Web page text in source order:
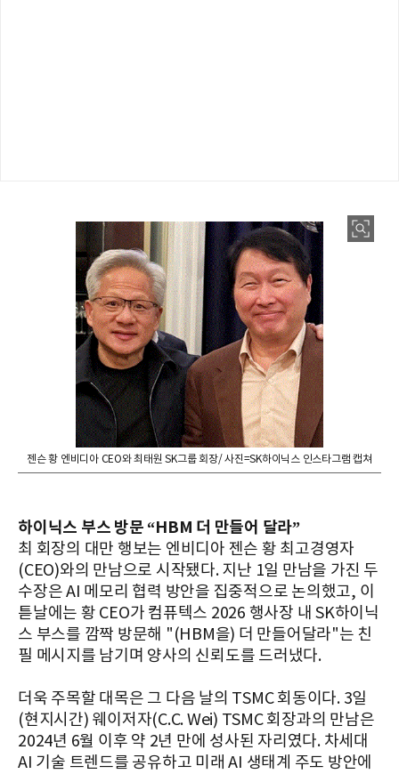
젠슨 황 엔비디아 CEO와 최태원 SK그룹 회장/ 사진=SK하이닉스 인스타그램 캡쳐
하이닉스 부스 방문 “HBM 더 만들어 달라”
최 회장의 대만 행보는 엔비디아 젠슨 황 최고경영자
(CEO)와의 만남으로 시작됐다. 지난 1일 만남을 가진 두
수장은 AI 메모리 협력 방안을 집중적으로 논의했고, 이
튿날에는 황 CEO가 컴퓨텍스 2026 행사장 내 SK하이닉
스 부스를 깜짝 방문해 "(HBM을) 더 만들어달라"는 친
필 메시지를 남기며 양사의 신뢰도를 드러냈다.
더욱 주목할 대목은 그 다음 날의 TSMC 회동이다. 3일
(현지시간) 웨이저자(C.C. Wei) TSMC 회장과의 만남은
2024년 6월 이후 약 2년 만에 성사된 자리였다. 차세대
AI 기술 트렌드를 공유하고 미래 AI 생태계 주도 방안에